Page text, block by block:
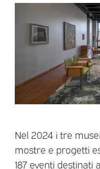
Nel 2024 i tre
mostre e progetti
187 eventi destinati